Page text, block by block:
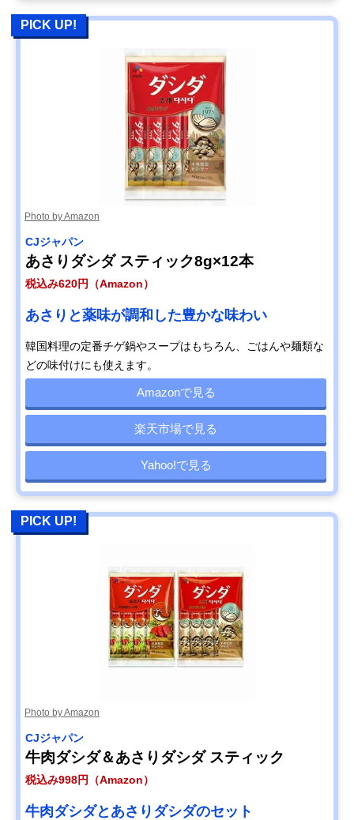
PICK UP!
Photo by Amazon
CJジャパン
あさりダシダ スティック8g×12本
税込み620円（Amazon）
あさりと薬味が調和した豊かな味わい
韓国料理の定番チゲ鍋やスープはもちろん、ごはんや麺類な
どの味付けにも使えます。
Amazonで見る
楽天市場で見る
Yahoo!で見る
PICK UP!
Photo by Amazon
CJジャパン
牛肉ダシダ＆あさりダシダ スティック
税込み998円（Amazon）
牛肉ダシダとあさりダシダのセット